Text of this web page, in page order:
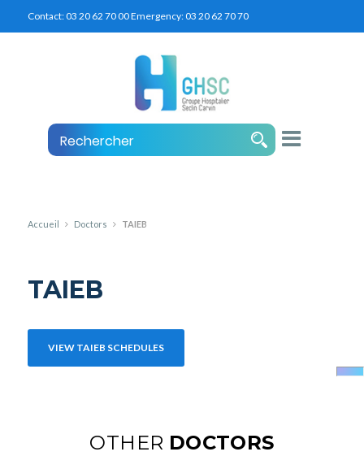
Contact:03 20 62 70 00Emergency:03 20 62 70 70
Accueil Doctors TAIEB
TAIEB
VIEW TAIEB SCHEDULES
OTHER DOCTORS